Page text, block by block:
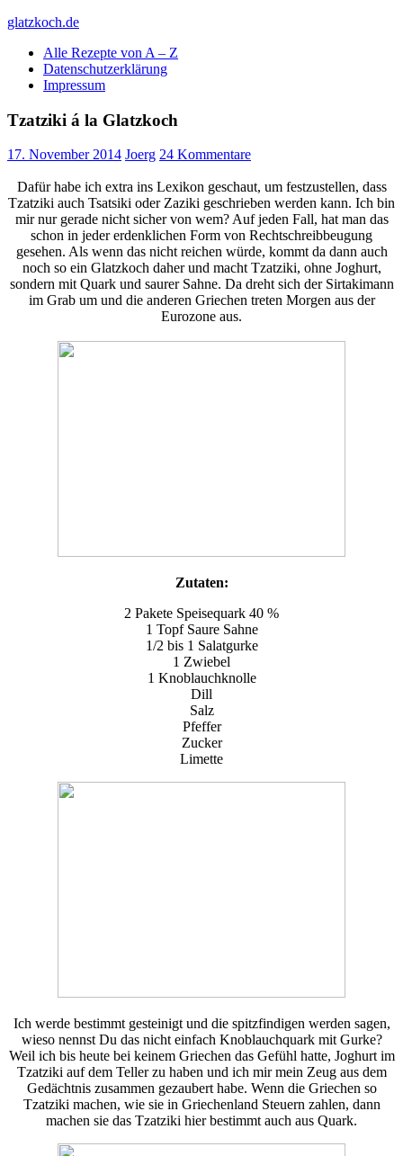
Skip
content
glatzkoch.de
Kochen für Doofe und Genießer
Alle Rezepte von A – Z
Datenschutzerklärung
Impressum
Tzatziki á la Glatzkoch
17. November 2014 Joerg 24 Kommentare
Dafür habe ich extra ins Lexikon geschaut, um festzustellen, dass
Tzatziki auch Tsatsiki oder Zaziki geschrieben werden kann. Ich bin
mir nur gerade nicht sicher von wem? Auf jeden Fall, hat man das
schon in jeder erdenklichen Form von Rechtschreibbeugung
gesehen. Als wenn das nicht reichen würde, kommt da dann auch
noch so ein Glatzkoch daher und macht Tzatziki, ohne Joghurt,
sondern mit Quark und saurer Sahne. Da dreht sich der Sirtakimann
im Grab um und die anderen Griechen treten Morgen aus der
Eurozone aus.
Zutaten:
2 Pakete Speisequark 40 %
1 Topf Saure Sahne
1/2 bis 1 Salatgurke
1 Zwiebel
1 Knoblauchknolle
Dill
Salz
Pfeffer
Zucker
Limette
Ich werde bestimmt gesteinigt und die spitzfindigen werden sagen,
wieso nennst Du das nicht einfach Knoblauchquark mit Gurke?
Weil ich bis heute bei keinem Griechen das Gefühl hatte, Joghurt im
Tzatziki auf dem Teller zu haben und ich mir mein Zeug aus dem
Gedächtnis zusammen gezaubert habe. Wenn die Griechen so
Tzatziki machen, wie sie in Griechenland Steuern zahlen, dann
machen sie das Tzatziki hier bestimmt auch aus Quark.